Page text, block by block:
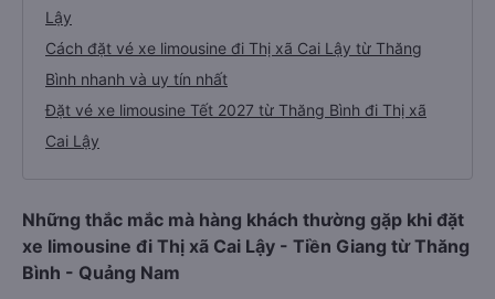
Lậy
Cách đặt vé xe limousine đi Thị xã Cai Lậy từ Thăng
Bình nhanh và uy tín nhất
Đặt vé xe limousine Tết 2027 từ Thăng Bình đi Thị xã
Cai Lậy
Những thắc mắc mà hàng khách thường gặp khi đặt
xe limousine đi Thị xã Cai Lậy - Tiền Giang từ Thăng
Bình - Quảng Nam